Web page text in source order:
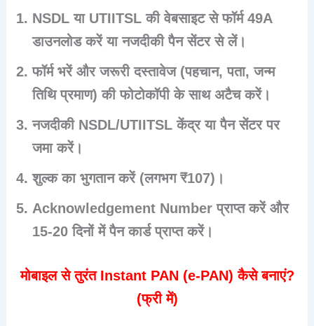
NSDL या UTIITSL की वेबसाइट से फॉर्म 49A
डाउनलोड करें या नजदीकी पैन सेंटर से लें।
फॉर्म भरें और जरूरी दस्तावेज (पहचान, पता, जन्म
तिथि प्रमाण) की फोटोकॉपी के साथ अटैच करें।
नजदीकी NSDL/UTIITSL केंद्र या पैन सेंटर पर
जमा करें।
शुल्क का भुगतान करें (लगभग ₹107)।
Acknowledgement Number प्राप्त करें और
15-20 दिनों में पैन कार्ड प्राप्त करें।
मोबाइल से तुरंत Instant PAN (e-PAN) कैसे बनाएं?
(फ्री में)